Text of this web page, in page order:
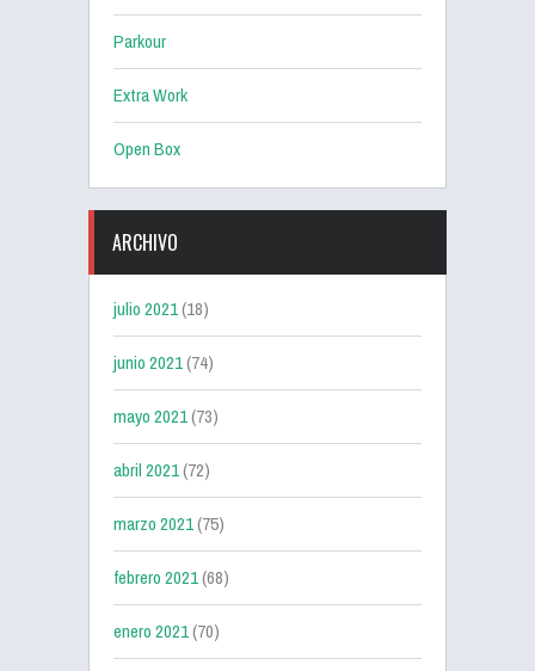
Parkour
Extra Work
Open Box
ARCHIVO
julio 2021(18)
junio 2021(74)
mayo 2021(73)
abril 2021(72)
marzo 2021(75)
febrero 2021(68)
enero 2021(70)